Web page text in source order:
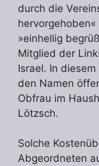
durch die
»einhellig
Mitglied der
Israel. In
den Namen
Obfrau im
Lötzsch.
Solche
Abgeordneten